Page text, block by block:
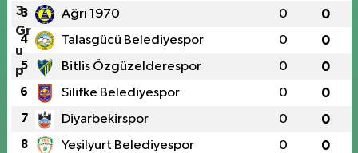
3 Ağrı 1970 0 0
4 Talasgücü Belediyespor 0 0
5 Bitlis Özgüzelderespor 0 0
6 Silifke Belediyespor 0 0
7 Diyarbekirspor 0 0
8 Yeşilyurt Belediyespor 0 0